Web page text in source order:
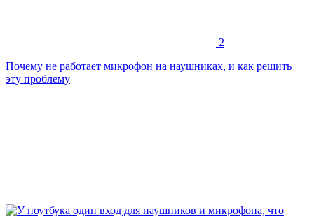
2
Почему не работает микрофон на наушниках, и как решить
эту проблему